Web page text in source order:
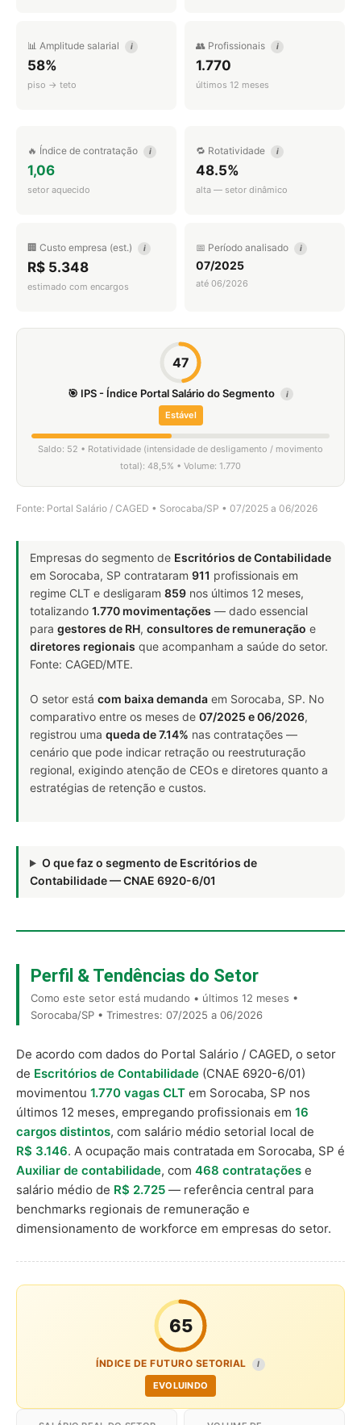
📊 Amplitude salarial i
58%
piso → teto
👥 Profissionais i
1.770
últimos 12 meses
🔥 Índice de contratação i
1,06
setor aquecido
🔁 Rotatividade i
48.5%
alta — setor dinâmico
🏢 Custo empresa (est.) i
R$ 5.348
estimado com encargos
📅 Período analisado i
07/2025
até 06/2026
47
🎯 IPS - Índice Portal Salário do Segmento i
Estável
Saldo: 52 • Rotatividade (intensidade de desligamento / movimento
total): 48,5% • Volume: 1.770
Fonte: Portal Salário / CAGED • Sorocaba/SP • 07/2025 a 06/2026
Empresas do segmento de Escritórios de Contabilidade
em Sorocaba, SP contrataram 911 profissionais em
regime CLT e desligaram 859 nos últimos 12 meses,
totalizando 1.770 movimentações — dado essencial
para gestores de RH, consultores de remuneração e
diretores regionais que acompanham a saúde do setor.
Fonte: CAGED/MTE.
O setor está com baixa demanda em Sorocaba, SP. No
comparativo entre os meses de 07/2025 e 06/2026,
registrou uma queda de 7.14% nas contratações —
cenário que pode indicar retração ou reestruturação
regional, exigindo atenção de CEOs e diretores quanto a
estratégias de retenção e custos.
O que faz o segmento de Escritórios de
Contabilidade — CNAE 6920-6/01
Perfil & Tendências do Setor
Como este setor está mudando • últimos 12 meses •
Sorocaba/SP • Trimestres: 07/2025 a 06/2026
De acordo com dados do Portal Salário / CAGED, o setor
de Escritórios de Contabilidade (CNAE 6920-6/01)
movimentou 1.770 vagas CLT em Sorocaba, SP nos
últimos 12 meses, empregando profissionais em 16
cargos distintos, com salário médio setorial local de
R$ 3.146. A ocupação mais contratada em Sorocaba, SP é
Auxiliar de contabilidade, com 468 contratações e
salário médio de R$ 2.725 — referência central para
benchmarks regionais de remuneração e
dimensionamento de workforce em empresas do setor.
65
ÍNDICE DE FUTURO SETORIAL I
EVOLUINDO